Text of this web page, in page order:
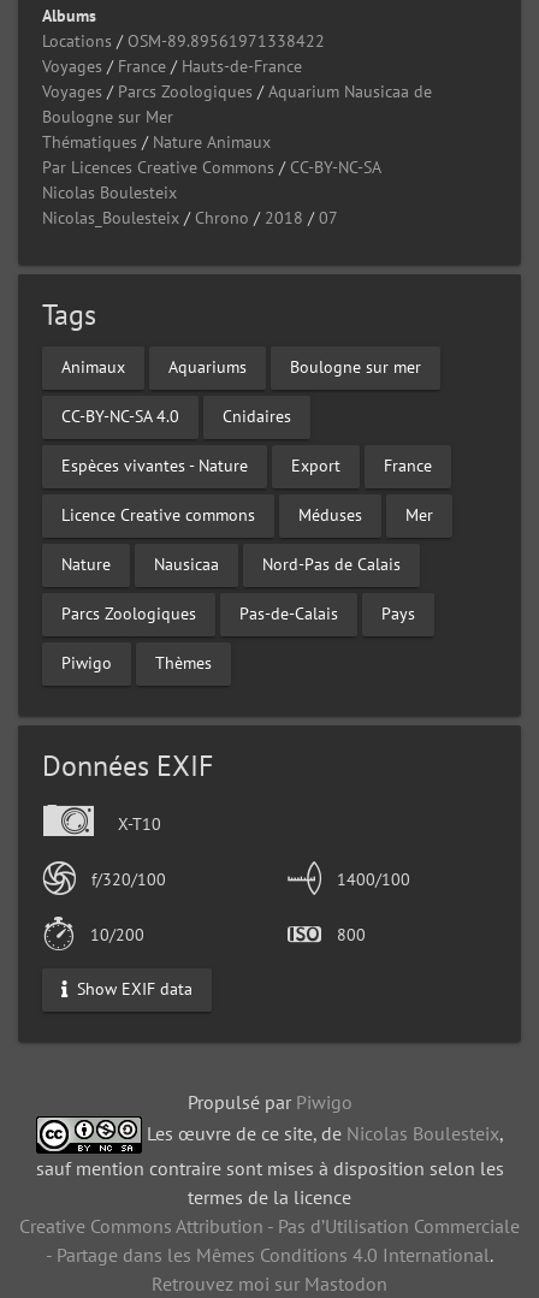
Albums
Locations / OSM-89.89561971338422
Voyages / France / Hauts-de-France
Voyages / Parcs Zoologiques /Aquarium Nausicaa de
Boulogne sur Mer
Thématiques / Nature Animaux
Par Licences Creative Commons / CC-BY-NC-SA
Nicolas Boulesteix
Nicolas_Boulesteix / Chrono / 2018 /07
Tags
Animaux Aquariums Boulogne sur mer
CC-BY-NC-SA 4.0 Cnidaires
Espèces vivantes - Nature Export France
Licence Creative commons Méduses Mer
Nature Nausicaa Nord-Pas de Calais
Parcs Zoologiques Pas-de-Calais Pays
Piwigo Thèmes
Données EXIF
X-T10
f/320/100 1400/100
10/200 800
Show EXIF data
Propulsé par Piwigo
Les œuvre de ce site, de Nicolas Boulesteix,
sauf mention contraire sont mises à disposition selon les
termes de la licence
Creative Commons Attribution - Pas d’Utilisation Commerciale
- Partage dans les Mêmes Conditions 4.0 International.
Retrouvez moi sur Mastodon